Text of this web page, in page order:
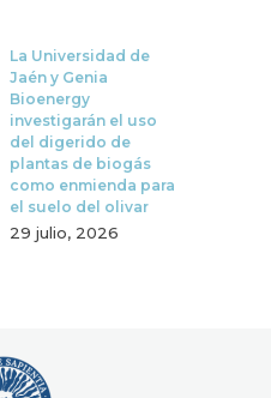
La Universidad de
Jaén y Genia
Bioenergy
investigarán el uso
del digerido de
plantas de biogás
como enmienda para
el suelo del olivar
29 julio, 2026